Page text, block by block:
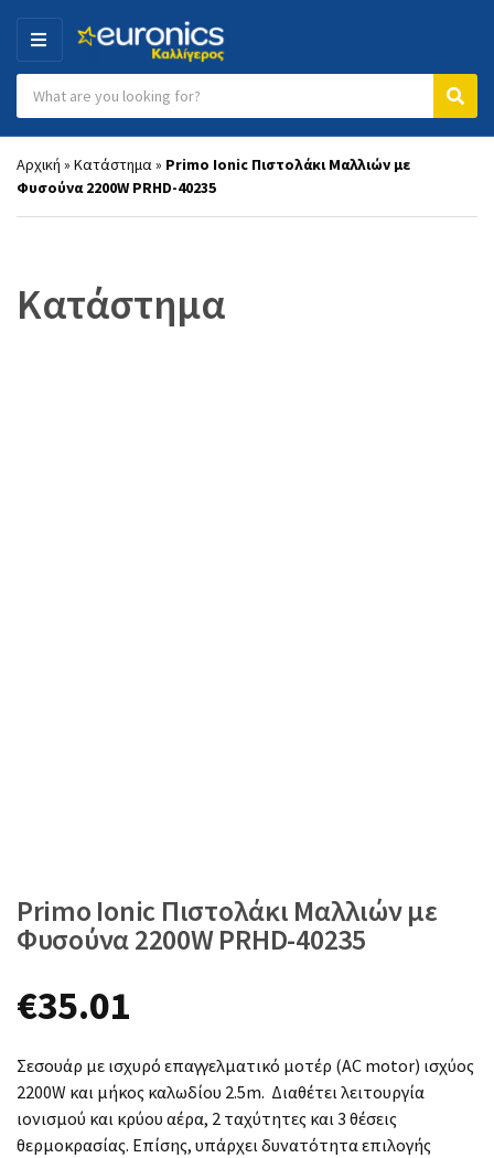
MENU
Category name
Αρχική » Κατάστημα» Primo Ionic Πιστολάκι Μαλλιών με
Φυσούνα 2200W PRHD-40235
Κατάστημα
Primo Ionic Πιστολάκι Μαλλιών με
Φυσούνα 2200W PRHD-40235
€35.01
Σεσουάρ με ισχυρό επαγγελματικό μοτέρ (AC motor) ισχύος
2200W και μήκος καλωδίου 2.5m. Διαθέτει λειτουργία
ιονισμού και κρύου αέρα, 2 ταχύτητες και 3 θέσεις
θερμοκρασίας. Επίσης, υπάρχει δυνατότητα επιλογής